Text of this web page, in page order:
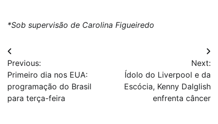
*Sob supervisão de Carolina Figueiredo
Navegação
de
Post
Previous:
Primeiro dia nos EUA:
programação do Brasil
para terça-feira
Next:
Ídolo do Liverpool e da
Escócia, Kenny Dalglish
enfrenta câncer